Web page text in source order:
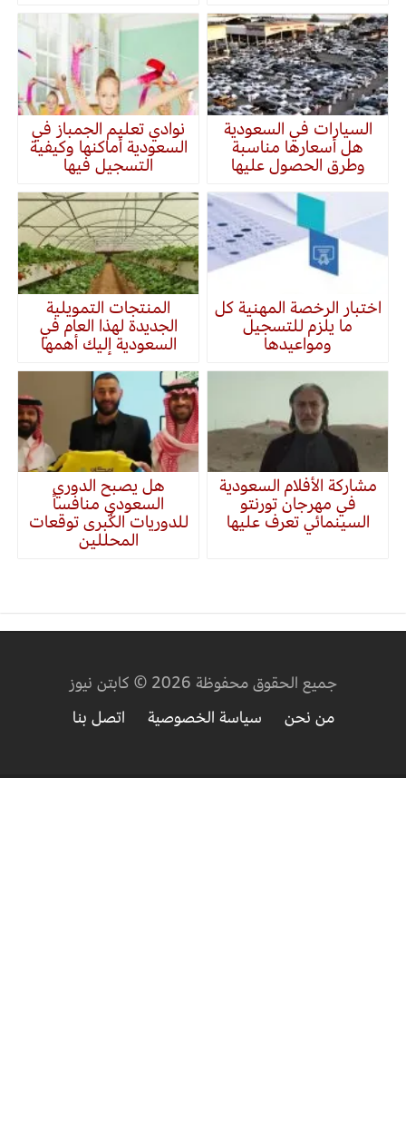
السيارات في السعودية
هل أسعارها مناسبة
وطرق الحصول عليها
نوادي تعليم الجمباز في
السعودية أماكنها وكيفية
التسجيل فيها
اختبار الرخصة المهنية كل
ما يلزم للتسجيل
ومواعيدها
المنتجات التمويلية
الجديدة لهذا العام في
السعودية إليك أهمها
مشاركة الأفلام السعودية
في مهرجان تورنتو
السينمائي تعرف عليها
هل يصبح الدوري
السعودي منافساً
للدوريات الكُبرى توقعات
المحللين
جميع الحقوق محفوظة 2026 © كابتن نيوز
من نحن
سياسة الخصوصية اتصل بنا